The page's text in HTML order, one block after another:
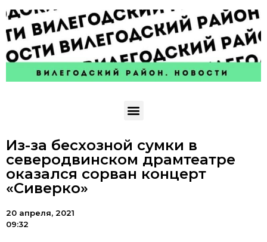
Из-за бесхозной сумки в
северодвинском драмтеатре
оказался сорван концерт
«Сиверко»
20 апреля, 2021
09:32